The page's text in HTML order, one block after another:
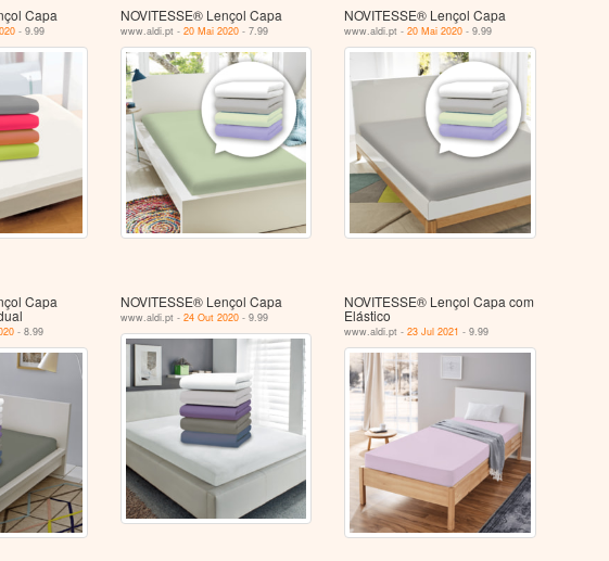
Capa
- 9.99
NOVITESSE® Lençol Capa
www.aldi.pt - 20 Mai 2020- 7.99
NOVITESSE® Lençol Capa
www.aldi.pt -20 Mai 2020 - 9.99
Capa
- 8.99
NOVITESSE® Lençol Capa
www.aldi.pt - 24 Out 2020- 9.99
NOVITESSE® Lençol Capa com
Elástico
www.aldi.pt -23 Jul 2021 - 9.99